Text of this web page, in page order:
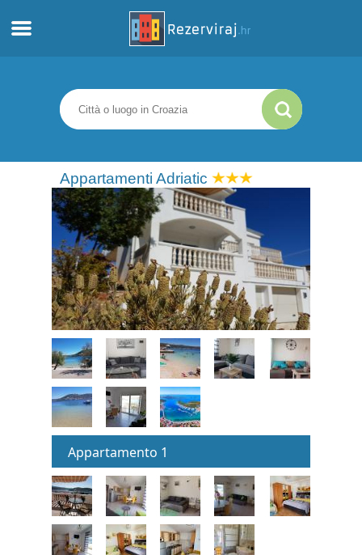
Appartamenti
Informazioni turistiche
Spiagge
webcams
Incontra Croazia
Appartamenti Adriatic
Appartamento 1